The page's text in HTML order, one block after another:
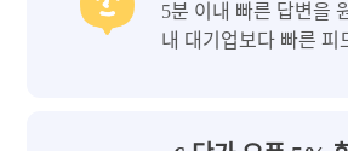
5분 이내 빠른 답변을
내 대기업보다 빠른 피